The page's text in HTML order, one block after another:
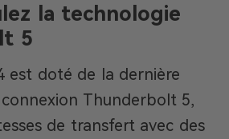
la technologie
5
est doté de la dernière
Thunderbolt 5,
de transfert avec des